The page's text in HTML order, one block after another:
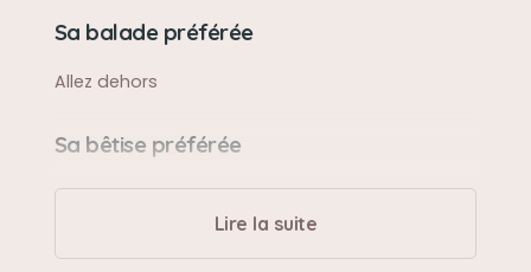
Sa balade préférée
Allez dehors
Sa bêtise préférée
Pipi sur le tapis
Son caractère
Lire la suite